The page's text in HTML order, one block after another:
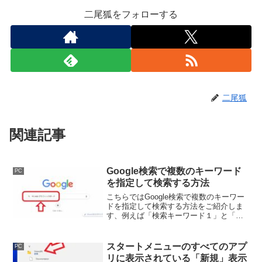
二尾狐をフォローする
二尾狐
関連記事
PC
Google検索で複数のキーワード
を指定して検索する方法
こちらではGoogle検索で複数のキーワー
ドを指定して検索する方法をご紹介しま
す、例えば「検索キーワード１」と「検
を含む検索を行いたい場合の検索方法を
確認してみましょう。
PC
スタートメニューのすべてのアプ
リに表示されている「新規」表示